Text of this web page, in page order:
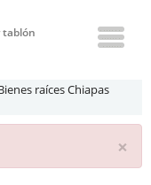
tablón
raíces Chiapas
×